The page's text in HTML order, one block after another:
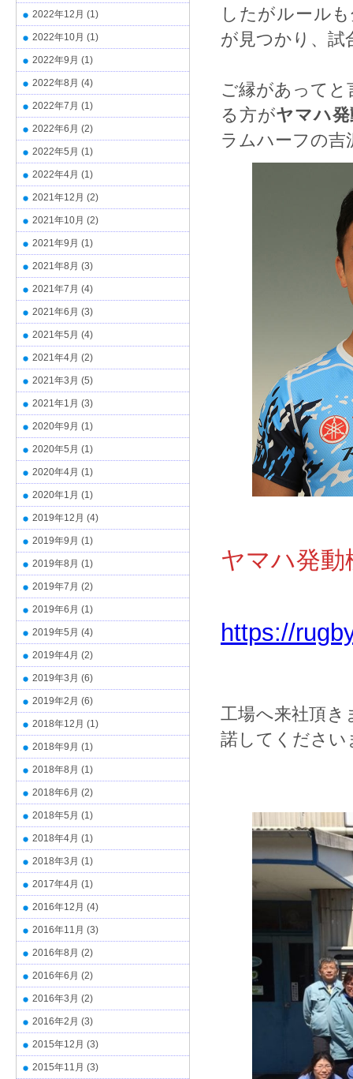
したがルール
が見つかり、試
ご縁があって
る方がヤマハ
ラムハーフの
ヤマハ発
https://
工場へ来社頂き
諾してくださ
2022年12月 (1)
2022年10月 (1)
2022年9月 (1)
2022年8月 (4)
2022年7月 (1)
2022年6月 (2)
2022年5月 (1)
2022年4月 (1)
2021年12月 (2)
2021年10月 (2)
2021年9月 (1)
2021年8月 (3)
2021年7月 (4)
2021年6月 (3)
2021年5月 (4)
2021年4月 (2)
2021年3月 (5)
2021年1月 (3)
2020年9月 (1)
2020年5月 (1)
2020年4月 (1)
2020年1月 (1)
2019年12月 (4)
2019年9月 (1)
2019年8月 (1)
2019年7月 (2)
2019年6月 (1)
2019年5月 (4)
2019年4月 (2)
2019年3月 (6)
2019年2月 (6)
2018年12月 (1)
2018年9月 (1)
2018年8月 (1)
2018年6月 (2)
2018年5月 (1)
2018年4月 (1)
2018年3月 (1)
2017年4月 (1)
2016年12月 (4)
2016年11月 (3)
2016年8月 (2)
2016年6月 (2)
2016年3月 (2)
2016年2月 (3)
2015年12月 (3)
2015年11月 (3)